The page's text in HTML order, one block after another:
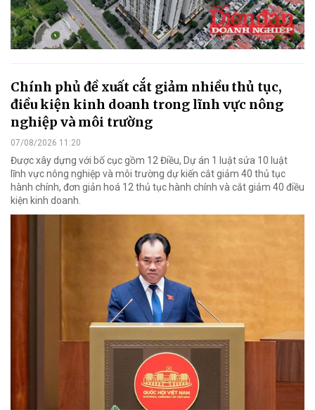
Chính phủ đề xuất cắt giảm nhiều thủ tục,
điều kiện kinh doanh trong lĩnh vực nông
nghiệp và môi trường
07/08/2026 11:20
Được xây dựng với bố cục gồm 12 Điều, Dự án 1 luật sửa 10 luật
lĩnh vực nông nghiệp và môi trường dự kiến cắt giảm 40 thủ tục
hành chính, đơn giản hoá 12 thủ tục hành chính và cắt giảm 40 điều
kiện kinh doanh.